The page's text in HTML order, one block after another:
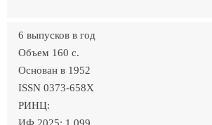
6 выпусков в год
Объем 160 c.
Основан в 1952
ISSN 0373-658X
РИНЦ: